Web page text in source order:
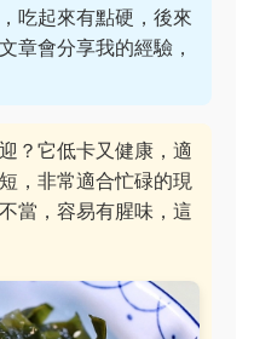
吃起來有點硬，後來
章會分享我的經驗，
？它低卡又健康，適
，非常適合忙碌的現
當，容易有腥味，這